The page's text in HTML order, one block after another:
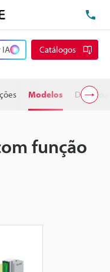
IA Catálogos
Modelos
função